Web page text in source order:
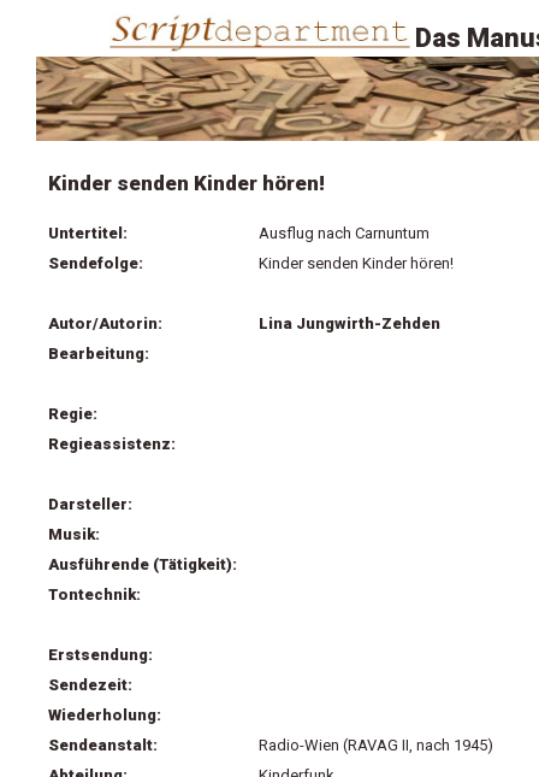
Das
Kinder senden Kinder hören!
Untertitel:
Ausflug nach Carnuntum
Sendefolge:
Kinder senden Kinder hören!
Autor/Autorin:
Lina Jungwirth-Zehden
Bearbeitung:
Regie:
Regieassistenz:
Darsteller:
Musik:
Ausführende (Tätigkeit):
Tontechnik:
Erstsendung:
Sendezeit:
Wiederholung:
Sendeanstalt:
Radio-Wien (RAVAG II, nach 1945)